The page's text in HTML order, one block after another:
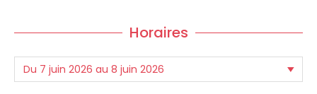
Horaires